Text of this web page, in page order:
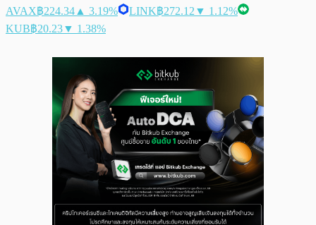
AVAX฿224.34 ▲ 3.19% LINK฿272.12 ▼ 1.12%
KUB฿20.23▼ 1.38%